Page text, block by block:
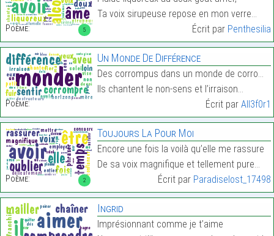
5
Poème:
Ta voix sirupeuse repose en mon verre…
Écrit par Penthesilia
Poème:
Un Monde De Différence
Des corrompus dans un monde de corrompus,
Ils chantent le non-sens et l’irraison…
Écrit par All3f0r1
2
Poème:
Toujours La Pour Moi
Encore une fois la voilà qu’elle me rassure
De sa voix magnifique et tellement pure…
Écrit par Paradiselost_17498
Ingrid
Imprésionnant comme je t’aime